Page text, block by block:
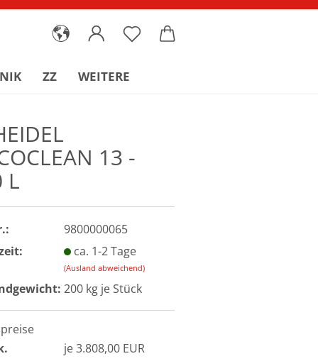
ZZ WEITERE
13 -
L
9800000065
ca. 1-2 Tage
(Ausland abweichend)
200kg je Stück
je 3.808,00 EUR